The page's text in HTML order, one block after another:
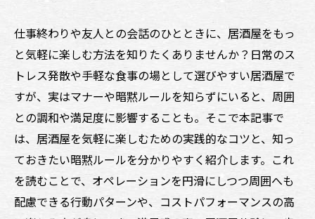
仕事終わりや友人との会話のひとときに、居酒屋をもっ
と気軽に楽しむ方法を知りたくありませんか？日常のス
トレス発散や手軽な食事の場として選びやすい居酒屋で
すが、実はマナーや暗黙ルールを知らずにいると、周囲
との調和や満足度に影響することも。そこで本記事で
は、居酒屋を気軽に楽しむための実践的なコツと、知っ
ておきたい暗黙ルールを分かりやすく紹介します。これ
を読むことで、オペレーションを円滑にしつつ周囲へも
配慮できる行動パターンや、コストパフォーマンスの高